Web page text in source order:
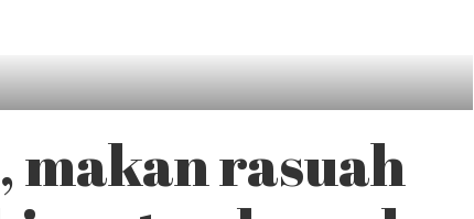
makan rasuah